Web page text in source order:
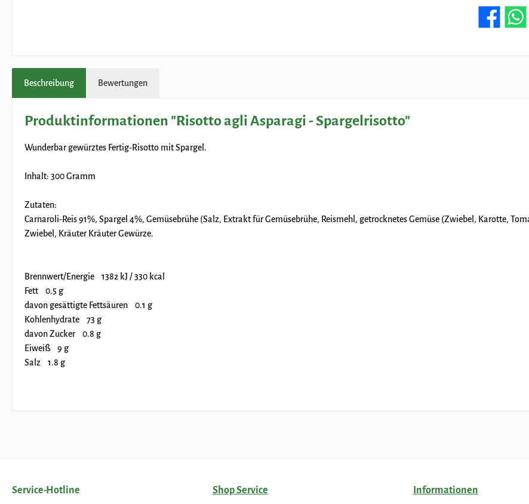
Beschreibung Bewertungen
Produktinformationen "Risotto agli Asparagi - Spargelrisotto"
Wunderbar gewürztes Fertig-Risotto mit Spargel.
Inhalt: 300 Gramm
Zutaten:
Carnaroli-Reis 91%, Spargel 4%, Gemüsebrühe (Salz, Extrakt für Gemüsebrühe, Reismehl, getrocknetes Gemüse (Zwiebel, Karotte,
Zwiebel, Kräuter Kräuter Gewürze.
Brennwert/Energie 1382 kJ / 330 kcal
Fett 0.5 g
davon gesättigte Fettsäuren 0.1 g
Kohlenhydrate 73 g
davon Zucker 0.8 g
Eiweiß 9 g
Salz 1.8 g
Service-Hotline Shop Service Informationen